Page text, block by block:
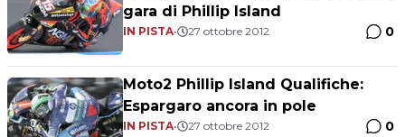
gara di Phillip Island
IN PISTA• 27 ottobre 2012 0
Moto2 Phillip Island Qualifiche:
Espargaro ancora in pole
IN PISTA• 27 ottobre 2012 0